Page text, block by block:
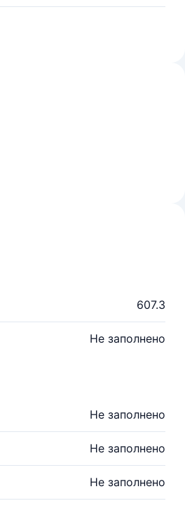
607.3
Не заполнено
Не заполнено
Не заполнено
Не заполнено